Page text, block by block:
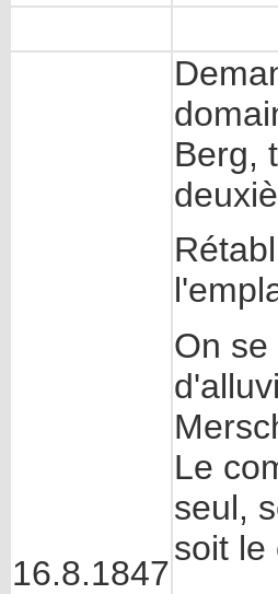
16.8.1847
Berg,
On
Le
seul,
soit le